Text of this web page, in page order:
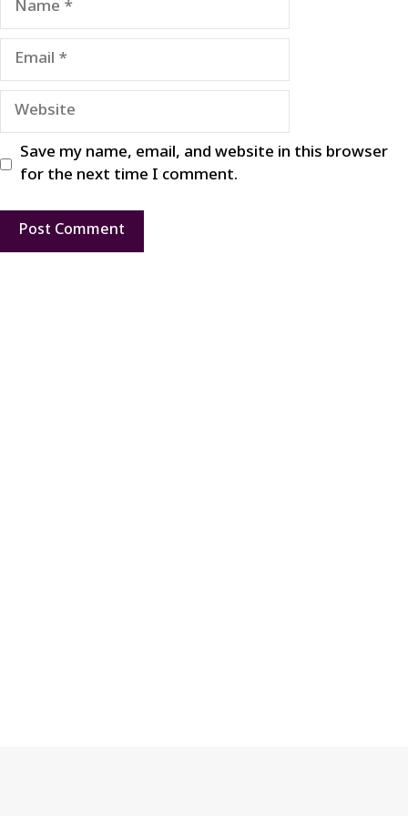
Email
Website
Save my name, email, and website in this browser
for the next time I comment.